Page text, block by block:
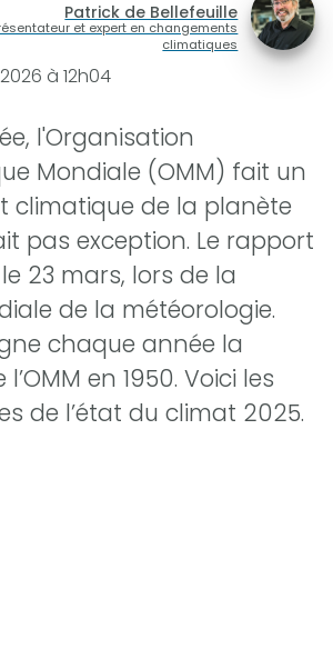
Patrick de Bellefeuille
et expert en changements
climatiques
à 12h04
l'Organisation
Mondiale (OMM) fait un
climatique de la planète
pas exception. Le rapport
23 mars, lors de la
de la météorologie.
chaque année la
en 1950. Voici les
de l’état du climat 2025.